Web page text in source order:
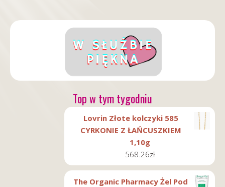
Top w tym tygodniu
Lovrin Złote kolczyki 585
CYRKONIE Z ŁAŃCUSZKIEM
1,10g
568.26zł
The Organic Pharmacy Żel Pod